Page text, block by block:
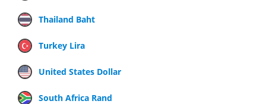
Thailand Baht
Turkey Lira
United States Dollar
South Africa Rand